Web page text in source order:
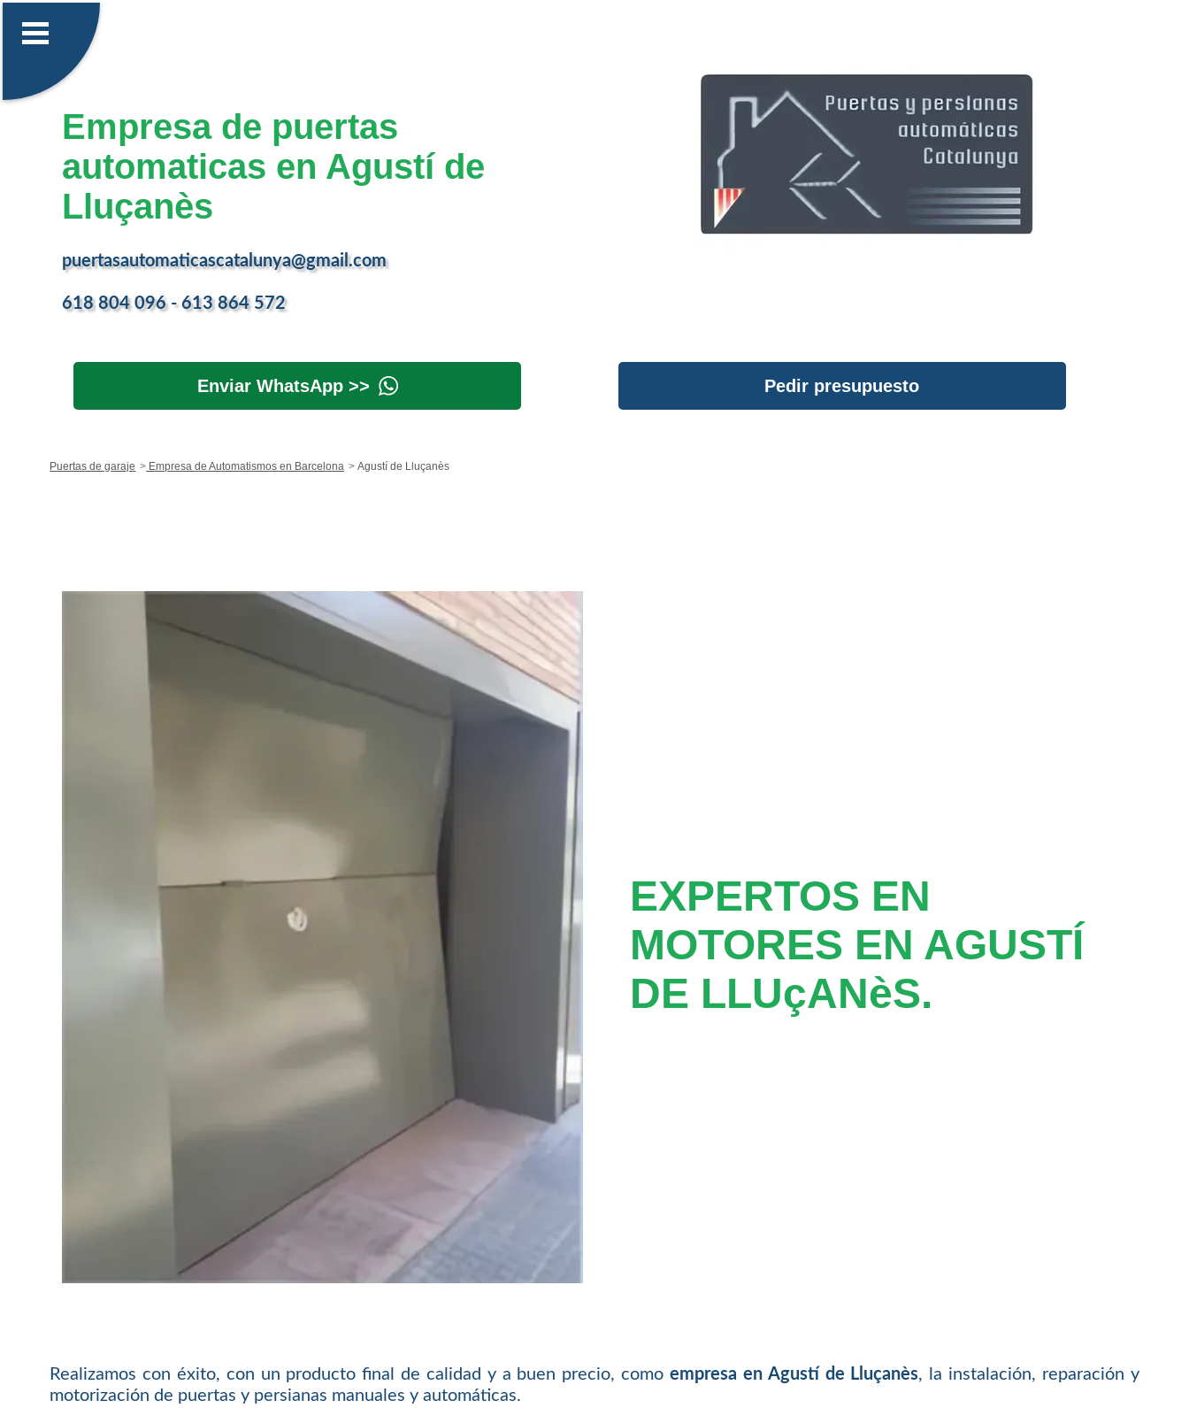
Empresa de puertas
automaticas en Agustí de
Lluçanès
puertasautomaticascatalunya@gmail.com
618 804 096 - 613 864 572
Enviar WhatsApp >> Pedir presupuesto
Puertas de garaje Empresa de Automatismos en Barcelona Agustí de Lluçanès
EXPERTOS EN
MOTORES EN AGUSTÍ
DE LLUçANèS.
Realizamos con éxito, con un producto final de calidad y a buen precio, comoempresa en Agustí de Lluçanès, la instalación, reparación y
motorización de puertas y persianas manuales y automáticas.